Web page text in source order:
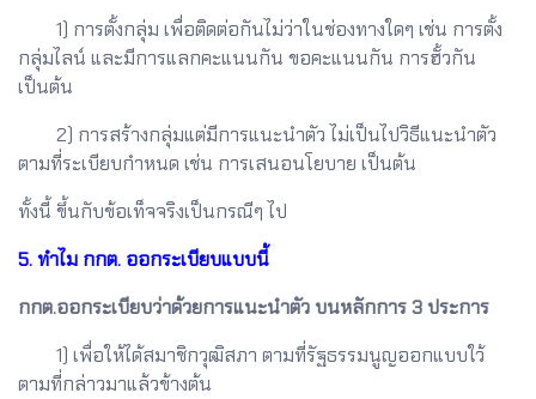
1) การตั้งกลุ่ม เพื่อติดต่อกันไม่ว่าในช่องทางใดๆ เช่น การตั้ง
กลุ่มไลน์ และมีการแลกคะแนนกัน ขอคะแนนกัน การฮั้วกัน
เป็นต้น
2) การสร้างกลุ่มแต่มีการแนะนำตัว ไม่เป็นไปวิธีแนะนำตัว
ตามที่ระเบียบกำหนด เช่น การเสนอนโยบาย เป็นต้น
ทั้งนี้ ขึ้นกับข้อเท็จจริงเป็นกรณีๆ ไป
5. ทำไม กกต. ออกระเบียบแบบนี้
กกต.ออกระเบียบว่าด้วยการแนะนำตัว บนหลักการ 3 ประการ
1) เพื่อให้ได้สมาชิกวุฒิสภา ตามที่รัฐธรรมนูญออกแบบใว้
ตามที่กล่าวมาแล้วข้างต้น